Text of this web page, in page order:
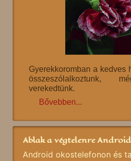
Gyerekkoromban a kedves
verekedtünk.
Bővebben...
Ablak a végtelenre
Android okostelefonon és